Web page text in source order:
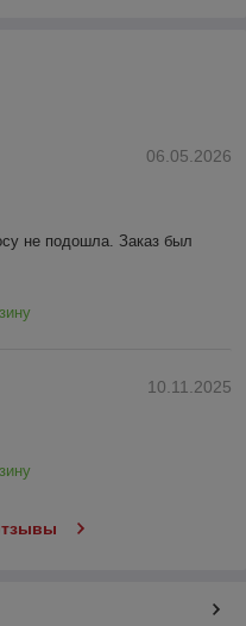
06.05.2026
не подошла. Заказ был
10.11.2025